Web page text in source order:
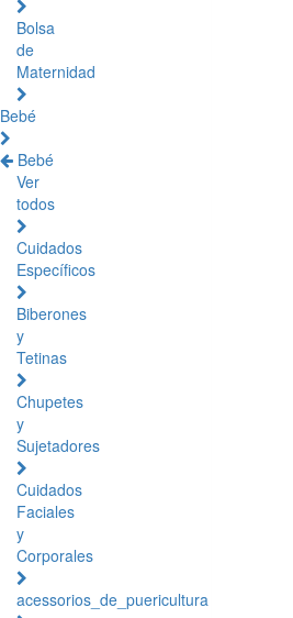
Bolsa
de
Maternidad
Bebé
Bebé
Ver
todos
Cuidados
Específicos
Biberones
y
Tetinas
Chupetes
y
Sujetadores
Cuidados
Faciales
y
Corporales
acessorios_de_puericultura